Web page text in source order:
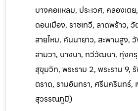
บางคอแหลม, ประเวศ, คลองเต
ดอนเมือง, ราชเทวี, ลาดพร้าว,
สายไหม, คันนายาว, สะพานสูง,
สามวา, บางนา, ทวีวัฒนา, ทุ่งค
สุขุมวิท, พระราม 2, พระราม 9,
ตราด, รามอินทรา, ศรีนครินทร์,
สุวรรณภูมิ)